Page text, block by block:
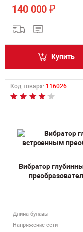
140 000 ₽
Купить
Код товара: 116026
Вибратор
Длина булавы
Напряжение сети